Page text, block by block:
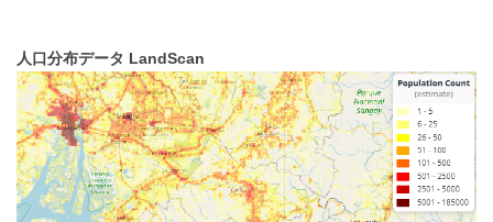
人口分布データ LandScan